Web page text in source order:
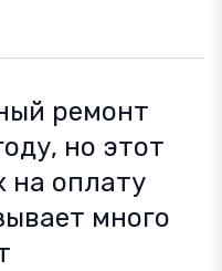
ремонт
но этот
на оплату
много